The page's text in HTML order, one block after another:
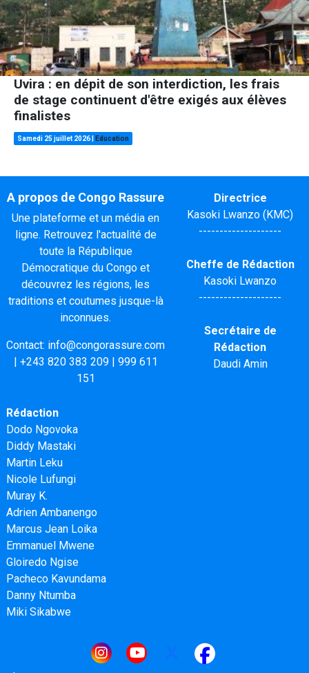
Uvira : en dépit de son interdiction, les frais
de stage continuent d'être exigés aux élèves
finalistes
Samedi 25 juillet 2026 Education
A propos de Congo Rassure
Une plateforme et un média en
ligne. Retrouvez l'actualité de
toute la République
Démocratique du Congo et
découvrez les régions, les
traditions et coutumes jusque-là
inconnues.
Contact: info@congorassure.com
| +243 820 383 209| 999 611
151
Directrice
Kasoki Lwanzo (KMC)
--------------------
Cheffe de Rédaction
Kasoki Lwanzo
--------------------
Secrétaire de
Rédaction
Daudi Amin
Rédaction
Dodo Ngovoka
Diddy Mastaki
Martin Leku
Nicole Lufungi
Muray K.
Adrien Ambanengo
Marcus Jean Loika
Emmanuel Mwene
Gloiredo Ngise
Pacheco Kavundama
Danny Ntumba
Miki Sikabwe